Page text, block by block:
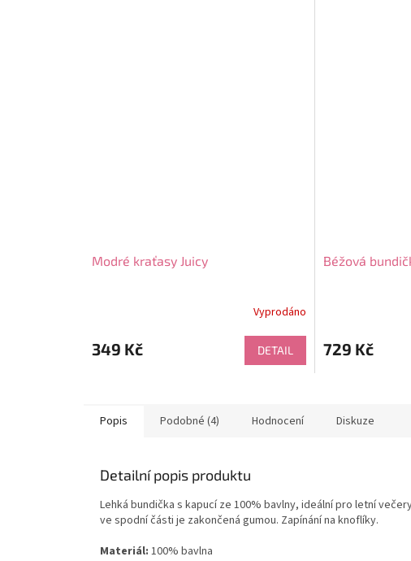
Modré kraťasy Juicy
Vyprodáno
349 Kč DETAIL
Béžová
produktu
je
hvězdiček.
729 Kč
Popis Podobné (4) Hodnocení Diskuze
Detailní popis produktu
Lehká bundička s kapucí ze 100% bavlny, ideální pro letní
ve spodní části je zakončená gumou. Zapínání na knoflíky.
Materiál: 100% bavlna